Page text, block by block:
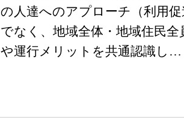
の人達へのアプローチ（利用
でなく、地域全体・地域住民
や運行メリットを共通認識し…